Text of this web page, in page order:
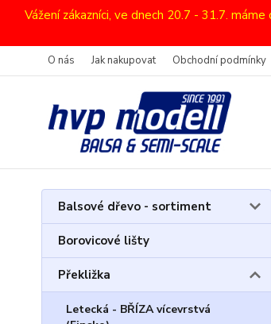
Vážení zákazníci, ve dnech 20.7 - 31.7.
O nás Jak nakupovat Obchodní podmínky
Balsové dřevo - sortiment
Borovicové lišty
Překližka
Letecká - BŘÍZA vícevrstvá